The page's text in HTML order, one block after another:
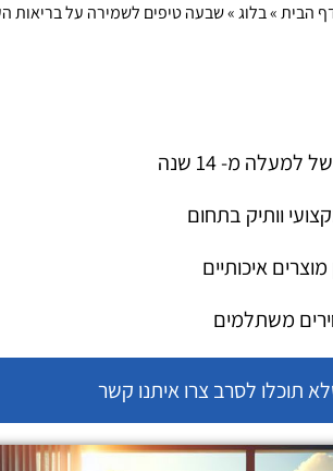
הבית»בלוג»שבעה טיפים לשמירה על בריאות
למעלה מ- 14 שנה
וותיק בתחום
מוצרים איכותיים
משתלמים
תוכלו לסרב צרו איתנו קשר